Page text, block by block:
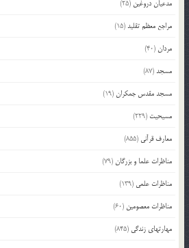
مدعیان دروغین (25)
مراجع معظم تقلید(15)
مردان(40)
مسجد(87)
مسجد مقدس جمکران(19)
مسیحیت (229)
معارف قرآنی (855)
مناظرات علما و بزرگان(79)
مناظرات علمی (139)
مناظرات معصومین (60)
مهارتهای زندگی (845)